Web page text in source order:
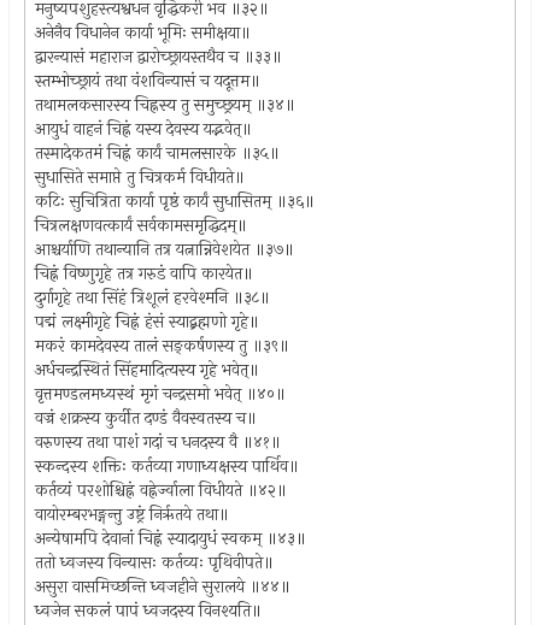
मनुष्यपशुहस्त्यश्वधन वृद्धिकरी भव ॥३२॥
अनेनैव विधानेन कार्या भूमिः समीक्षया॥
द्वारन्यासं महाराज द्वारोच्छ्रायस्तथैव च ॥३३॥
स्तम्भोच्छ्रायं तथा वंशविन्यासं च यदूत्तम॥
तथामलकसारस्य चिह्नस्य तु समुच्छ्रयम् ॥३४॥
आयुधं वाहनं चिह्नं यस्य देवस्य यद्भवेत्॥
तस्मादेकतमं चिह्नं कार्यं चामलसारके ॥३५॥
सुधासिते समाप्ते तु चित्रकर्म विधीयते॥
कटिः सुचित्रिता कार्या पृष्ठं कार्यं सुधासितम् ॥३६॥
चित्रलक्षणवत्कार्यं सर्वकामसमृद्धिदम्॥
आश्चर्याणि तथान्यानि तत्र यत्नान्निवेशयेत ॥३७॥
चिह्नं विष्णुगृहे तत्र गरुडं वापि कारयेत॥
दुर्गागृहे तथा सिंहं त्रिशूलं हरवेश्मनि ॥३८॥
पद्मं लक्ष्मीगृहे चिह्नं हंसं स्याद्ब्रह्मणो गृहे॥
मकरं कामदेवस्य तालं सङ्कर्षणस्य तु ॥३९॥
अर्धचन्द्रस्थितं सिंहमादित्यस्य गृहे भवेत्॥
वृत्तमण्डलमध्यस्थं मृगं चन्द्रसमो भवेत् ॥४०॥
वज्रं शक्रस्य कुर्वीत दण्डं वैवस्वतस्य च॥
वरुणस्य तथा पाशं गदां च धनदस्य वै ॥४१॥
स्कन्दस्य शक्तिः कर्तव्या गणाध्यक्षस्य पार्थिव॥
कर्तव्यं परशोश्चिह्नं वह्नेर्ज्वाला विधीयते ॥४२॥
वायोरम्बरभङ्गन्तु उष्ट्रं निर्ऋतये तथा॥
अन्येषामपि देवानां चिह्नं स्यादायुधं स्वकम् ॥४३॥
ततो ध्वजस्य विन्यासः कर्तव्यः पृथिवीपते॥
असुरा वासमिच्छन्ति ध्वजहीने सुरालये ॥४४॥
ध्वजेन सकलं पापं ध्वजदस्य विनश्यति॥